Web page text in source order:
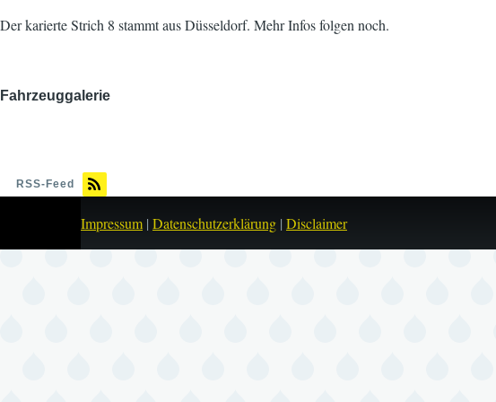
Der karierte Strich 8 stammt aus Düsseldorf. Mehr Infos folgen noch.
Fahrzeuggalerie
RSS-Feed
Impressum | Datenschutzerklärung | Disclaimer